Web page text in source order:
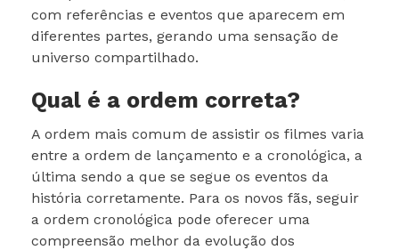
com referências e eventos que aparecem em
diferentes partes, gerando uma sensação de
universo compartilhado.
Qual é a ordem correta?
A ordem mais comum de assistir os filmes varia
entre a ordem de lançamento e a cronológica, a
última sendo a que se segue os eventos da
história corretamente. Para os novos fãs, seguir
a ordem cronológica pode oferecer uma
compreensão melhor da evolução dos